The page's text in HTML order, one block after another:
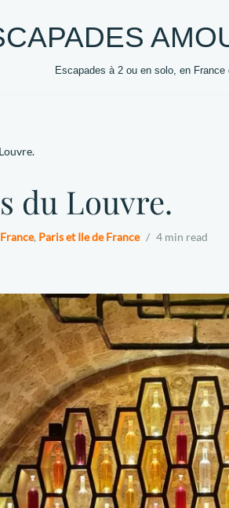
Escapades à 2 ou en solo, en France
du Louvre.
, Paris et Ile de France 4 min read